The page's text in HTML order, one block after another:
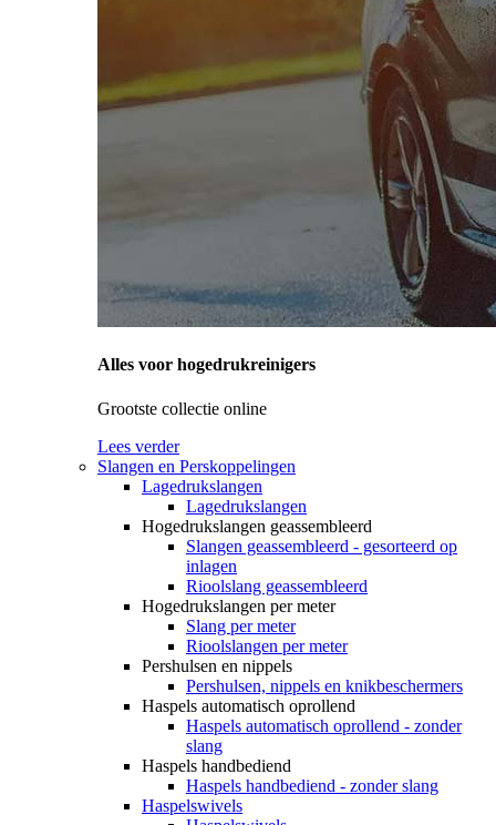
Alles voor hogedrukreinigers
Grootste collectie online
Lees verder
Slangen en Perskoppelingen
Lagedrukslangen
Lagedrukslangen
Hogedrukslangen geassembleerd
Slangen geassembleerd - gesorteerd op
inlagen
Rioolslang geassembleerd
Hogedrukslangen per meter
Slang per meter
Rioolslangen per meter
Pershulsen en nippels
Pershulsen, nippels en knikbeschermers
Haspels automatisch oprollend
Haspels automatisch oprollend - zonder
slang
Haspels handbediend
Haspels handbediend - zonder slang
Haspelswivels